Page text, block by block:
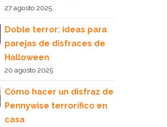
27 agosto 2025
Doble terror: ideas para
parejas de disfraces de
Halloween
20 agosto 2025
Cómo hacer un disfraz de
Pennywise terrorífico en
casa